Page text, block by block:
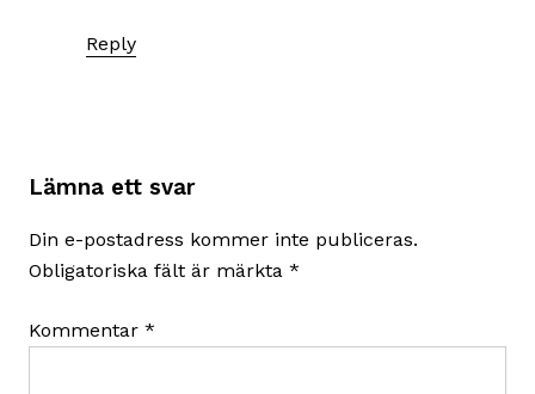
Reply
Lämna ett svar
Din e-postadress kommer inte publiceras.
Obligatoriska fält är märkta *
Kommentar *